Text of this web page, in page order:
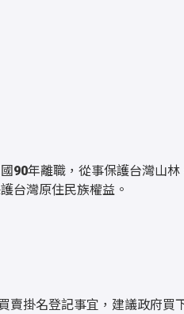
90年離職，從事保護台灣山
台灣原住民族權益。
賣掛名登記事宜，建議政府買